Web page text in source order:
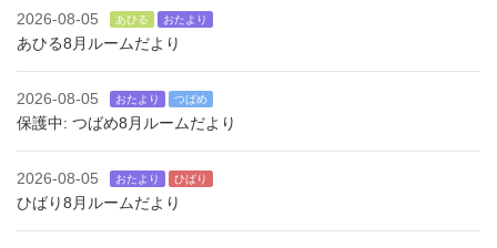
2026-08-05 あひる おたより
あひる8月ルームだより
2026-08-05 おたより つばめ
保護中: つばめ8月ルームだより
2026-08-05 おたより ひばり
ひばり8月ルームだより